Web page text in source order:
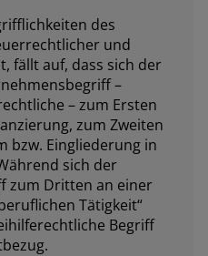
des
und
fällt auf, dass sich der
–
– zum Ersten
zum Zweiten
bzw. Eingliederung in
sich der
zum Dritten an einer
Tätigkeit“
Begriff